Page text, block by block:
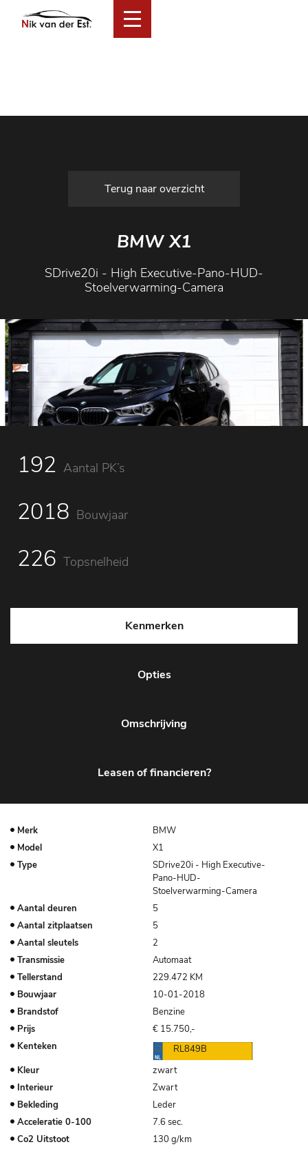
Collectie
Financial Lease Aanbod
Terug naar overzicht
BMW X1
SDrive20i - High Executive-Pano-HUD-
Stoelverwarming-Camera
192 Aantal PK’s
2018 Bouwjaar
226 Topsnelheid
Kenmerken
Opties
Omschrijving
Leasen of financieren?
Merk
BMW
Model
X1
Type
SDrive20i - High Executive-
Pano-HUD-
Stoelverwarming-Camera
Aantal deuren
5
Aantal zitplaatsen
5
Aantal sleutels
2
Transmissie
Automaat
Tellerstand
229.472 KM
Bouwjaar
10-01-2018
Brandstof
Benzine
Prijs
€ 15.750,-
Kenteken
RL849B
Kleur
zwart
Interieur
Zwart
Bekleding
Leder
Acceleratie 0-100
7.6 sec.
Co2 Uitstoot
130 g/km